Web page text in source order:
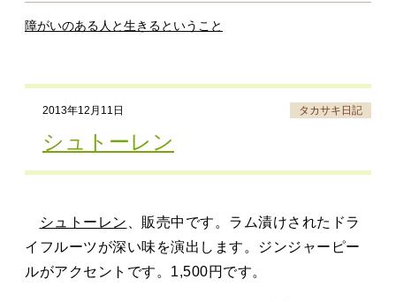
障がいのある人と生きるということ
2013年12月11日 タカサキ日記
シュトーレン
シュトーレン 、販売中です。ラム漬けされたドラ
イフルーツが深い味を演出します。ジンジャーピー
ルがアクセントです。1,500円です。